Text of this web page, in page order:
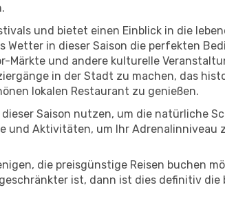
und bietet einen Einblick in die
Wetter in dieser Saison die perfekten
Märkte und andere kulturelle
in der Stadt zu machen, das
lokalen Restaurant zu genießen.
Saison nutzen, um die natürliche
und Aktivitäten, um Ihr Adrenalinniveau
die preisgünstige Reisen buchen
ist, dann ist dies definitiv